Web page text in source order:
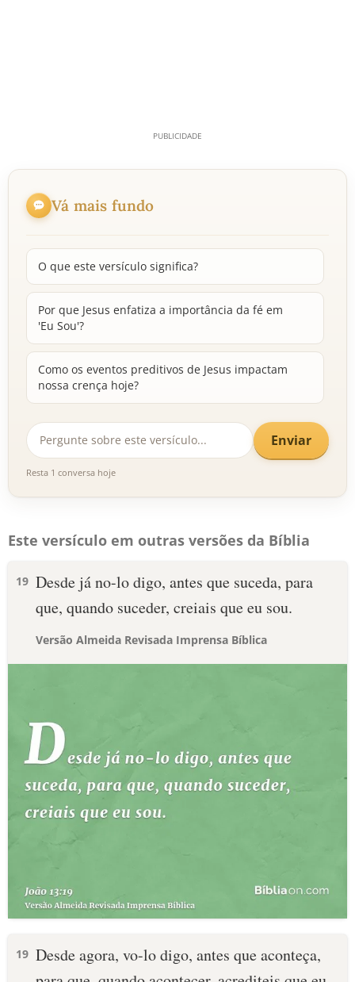
Vá mais fundo
O que este versículo significa?
Por que Jesus enfatiza a importância da fé em
'Eu Sou'?
Como os eventos preditivos de Jesus impactam
nossa crença hoje?
Enviar
Resta 1 conversa hoje
Este versículo em outras versões da Bíblia
19 Desde já no-lo digo, antes que suceda, para
que, quando suceder, creiais que eu sou.
Versão Almeida Revisada Imprensa Bíblica
19 Desde agora, vo-lo digo, antes que aconteça,